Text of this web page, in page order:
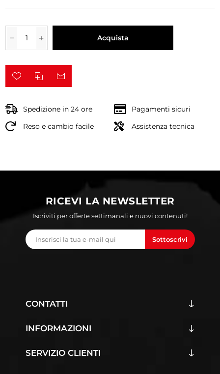
Acquista
Spedizione in 24 ore
Pagamenti sicuri
Reso e cambio facile
Assistenza tecnica
RICEVI LA NEWSLETTER
Iscriviti per offerte settimanali e nuovi contenuti!
Sottoscrivi
CONTATTI
INFORMAZIONI
SERVIZIO CLIENTI